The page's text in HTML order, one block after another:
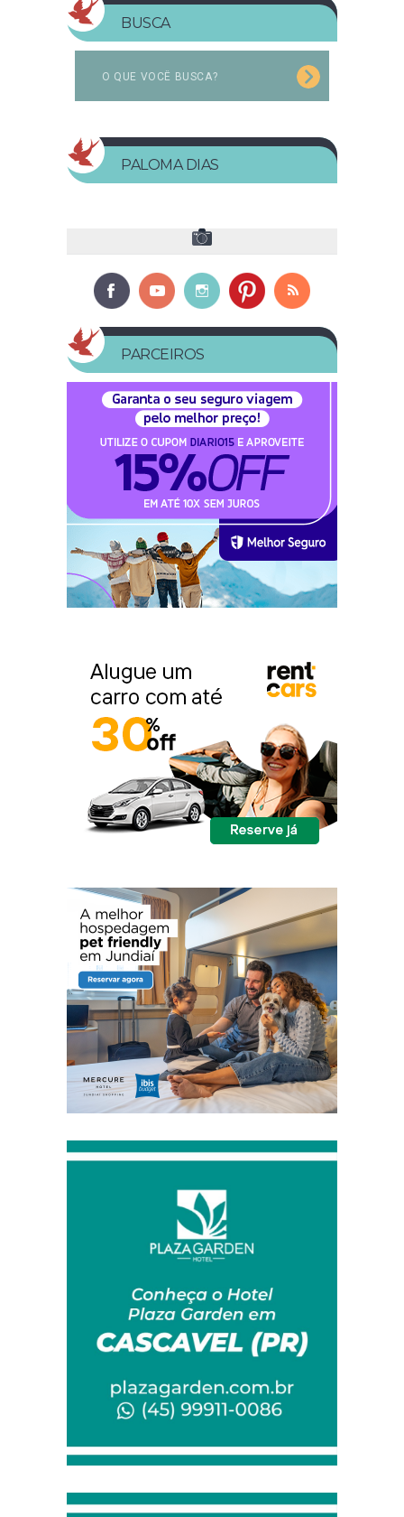
BUSCA
PALOMA DIAS
PARCEIROS